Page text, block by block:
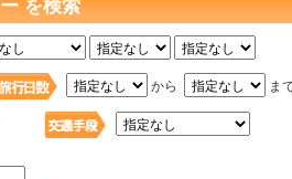
を検索
から ま